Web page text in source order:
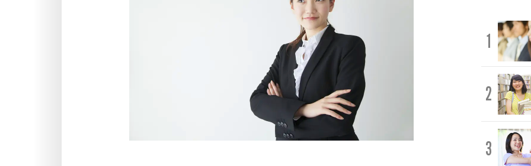
1
2
3